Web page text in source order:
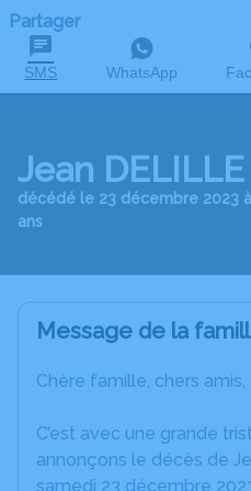
Partager
SMS WhatsApp
Jean DELILLE
décédé le 23 décembre 2023
ans
Message de la
Chère famille, chers amis,
C’est avec une grande
annonçons le décès de
samedi 23 décembre